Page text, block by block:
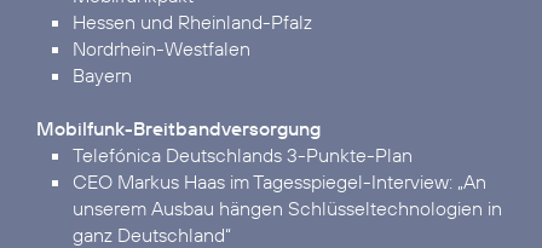
Hessen und Rheinland-Pfalz
Nordrhein-Westfalen
Bayern
Mobilfunk-Breitbandversorgung
Telefónica Deutschlands 3-Punkte-Plan
CEO Markus Haas im Tagesspiegel-Interview: „An
unserem Ausbau hängen Schlüsseltechnologien in
ganz Deutschland“